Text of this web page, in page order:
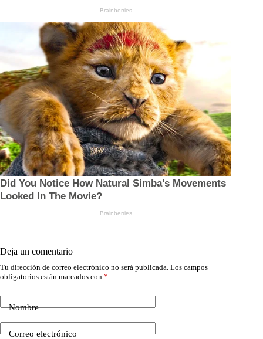
Deja un comentario
Tu dirección de correo electrónico no será publicada. Los campos
obligatorios están marcados con *
Nombre
Correo electrónico